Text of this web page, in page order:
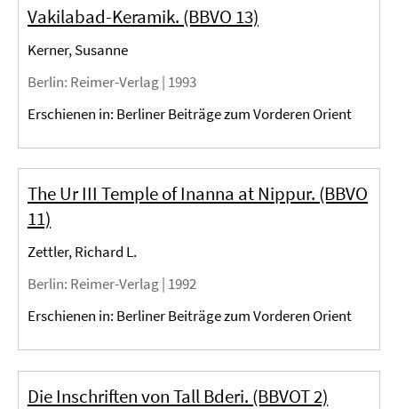
Vakilabad-Keramik. (BBVO 13)
Kerner, Susanne
Berlin: Reimer-Verlag | 1993
Erschienen in: Berliner Beiträge zum Vorderen Orient
The Ur III Temple of Inanna at Nippur. (BBVO
11)
Zettler, Richard L.
Berlin: Reimer-Verlag | 1992
Erschienen in: Berliner Beiträge zum Vorderen Orient
Die Inschriften von Tall Bderi. (BBVOT 2)